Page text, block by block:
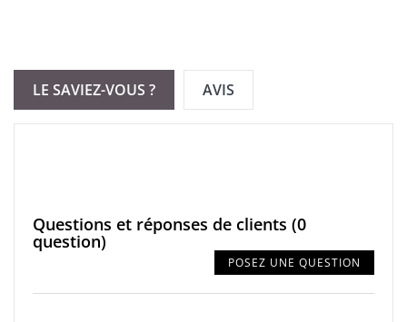
LE SAVIEZ-VOUS ? AVIS
Questions et réponses de clients (0
question)
POSEZ UNE QUESTION